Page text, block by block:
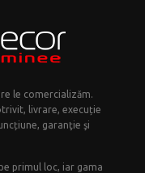
le comercializăm.
livrare, execuție
garanţie şi
primul loc, iar gama